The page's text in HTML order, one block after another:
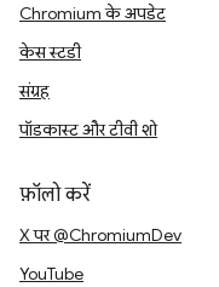
Chromium के अपडेट
केस स्टडी
संग्रह
पॉडकास्ट और टीवी शो
फ़ॉलो करें
X पर @ChromiumDev
YouTube